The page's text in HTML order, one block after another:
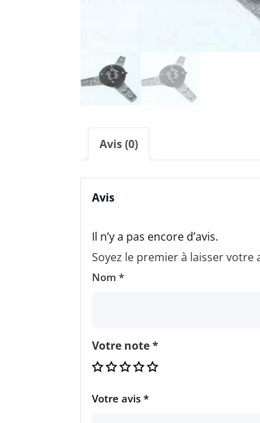
Avis (0)
Avis
Il n’y a pas encore d’avis.
Soyez le premier à laisser votre
Nom *
Votre note*
Votre avis *